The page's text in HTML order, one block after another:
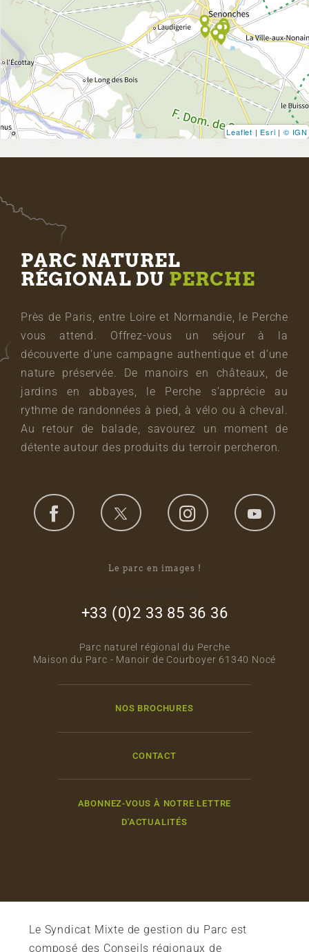
Leaflet | Esri | © IGN
PARC NATUREL
RÉGIONAL DU PERCHE
Près de Paris, entre Loire et Normandie, le Perche
vous attend. Offrez-vous un séjour à la
découverte d’une campagne authentique et d’une
nature préservée. De manoirs en châteaux, de
jardins en abbayes, le Perche s’apprécie au
rythme de randonnées à pied, à vélo ou à cheval.
Au retour de balade, savourez un moment de
détente autour des produits du terroir percheron.
Le parc en images !
+33 (0)2 33 85 36 36
Parc naturel régional du Perche
Maison du Parc - Manoir de Courboyer 61340 Nocé
NOS BROCHURES
CONTACT
ABONNEZ-VOUS À NOTRE LETTRE
D'ACTUALITÉS
Le Syndicat Mixte de gestion du Parc est
composé des Conseils régionaux de